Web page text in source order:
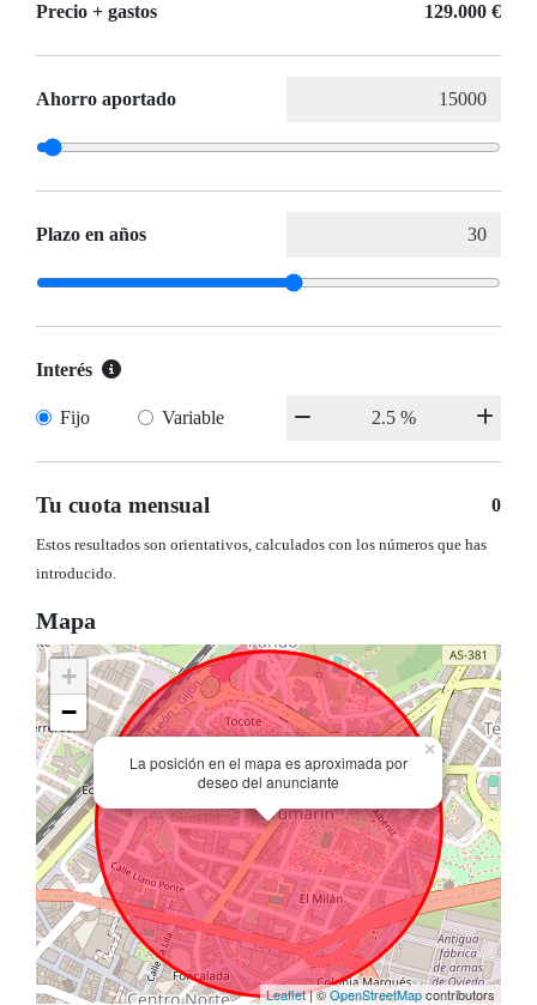
Precio + gastos 129.000 €
Ahorro aportado
Plazo en años
Interés
Fijo Variable
Tu cuota mensual 0
Estos resultados son orientativos, calculados con los números que has
introducido.
Mapa
La posición en el mapa es aproximada por
deseo del anunciante
×
+
−
Leaflet| ©OpenStreetMapcontributors